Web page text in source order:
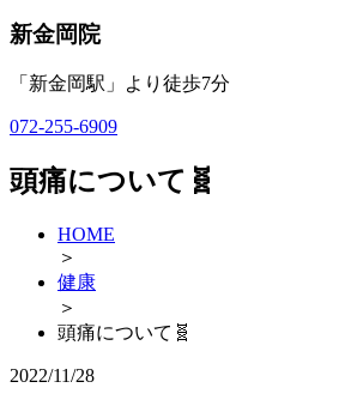
新金岡院
「新金岡駅」より徒歩7分
072-255-6909
頭痛について🧬
HOME
＞
健康
＞
頭痛について🧬
2022/11/28